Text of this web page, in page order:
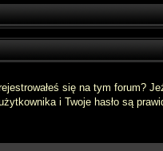
się na tym forum?
i Twoje hasło są